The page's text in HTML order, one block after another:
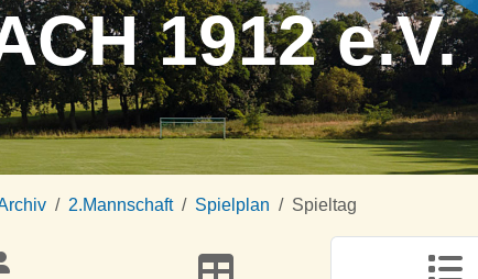
1912 e.V.
2.Mannschaft Spielplan Spieltag